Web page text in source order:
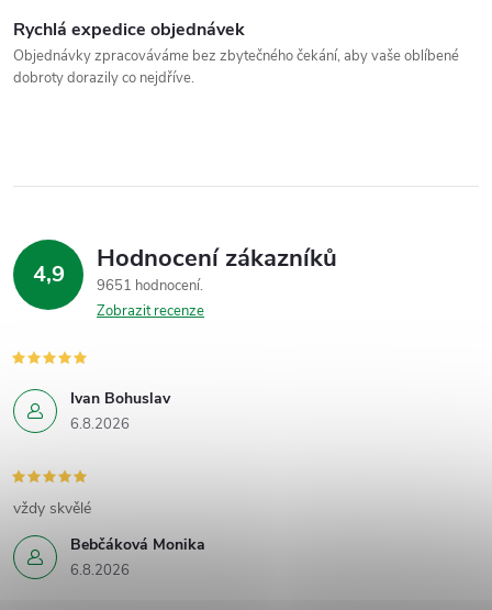
Rychlá expedice objednávek
Objednávky zpracováváme bez zbytečného čekání, aby vaše oblíbené
dobroty dorazily co nejdříve.
4,9 Hodnocení zákazníků
9651 hodnocení
Zobrazit recenze
Ivan Bohuslav
6.8.2026
Bebčáková Monika
6.8.2026
vždy skvělé